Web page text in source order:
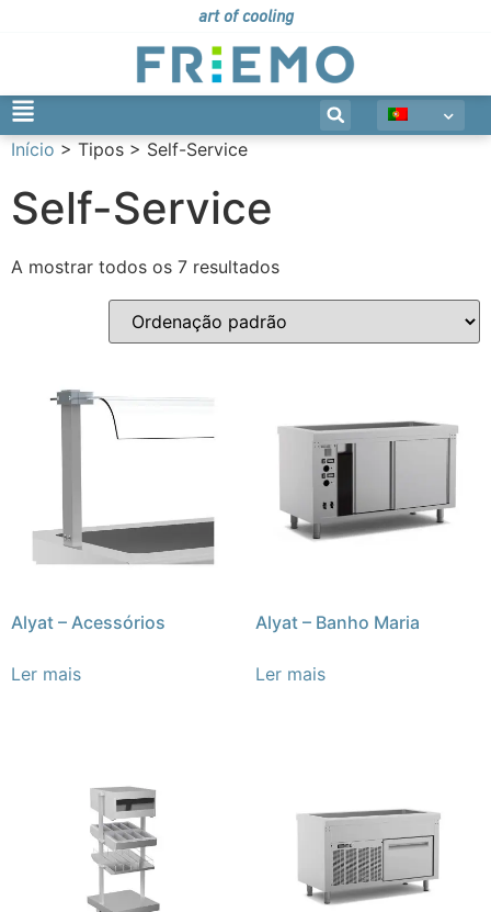
art of cooling
Início > Tipos > Self-Service
Self-Service
A mostrar todos os 7 resultados
Alyat – Acessórios
Ler mais
Alyat – Banho Maria
Ler mais